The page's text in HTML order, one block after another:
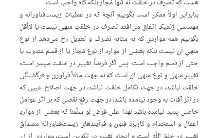
هست که تصرف در خلقت نه تنها مُجاز بلکه گاه واجب است.
بنابراین اولاً ممکن است بگوییم آنچه که در عملیات زیست‌فناورانه و
مهندسی ژنتیک اتفاق می‌افتد تصرف در خلقتِ منهی نیست یا لاأقل
بگوییم همه مواردی که به مثابه تصرف و تعدیل رخ می‌دهد از نوع
منهیِ آن نیست بلکه بعضی از موارد از نوع مُجاز یا از قسم مندوب یا
حتی از قسم واجب است. پس اگر فرضاً تغییر در خلقت میسر است،
تغییر منهی و نوع منهی آن است که به جهت مثلاً فرآوری و فرگشتگی
خلقت نباشد، در جهت تکامل خلقت نباشد، در جهت اصلاح عیبی که
در اثر آفات به وجود نیامده باشد، در جهت رفع نقصی که بر اثر عوامل
خاصی پدید نیامده باشد لهذا علی فرض لو سلّمنا که بعضی از مواردِ
اعمال و استخدام و کاربرد فنون و فرآیندهای زیست‌فناورانه مصداق